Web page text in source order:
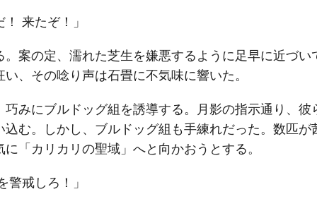
来たぞ！」
。案の定、濡れた芝生を嫌悪するように足早に近づい
、その唸り声は石畳に不気味に響いた。
巧みにブルドッグ組を誘導する。月影の指示通り、彼
込む。しかし、ブルドッグ組も手練れだった。数匹が
「カリカリの聖域」へと向かおうとする。
警戒しろ！」